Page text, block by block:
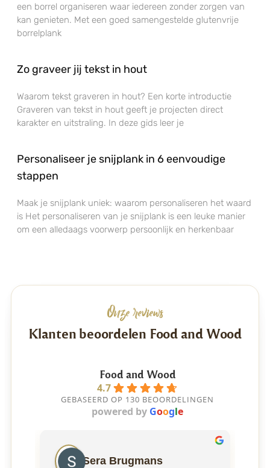
een borrel organiseren waar iedereen zonder zorgen van
kan genieten. Met een goed samengestelde glutenvrije
borrelplank
Zo graveer jij tekst in hout
Waarom tekst graveren in hout? Een korte introductie
Graveren van tekst in hout geeft je projecten direct
karakter en uitstraling. In deze gids leer je
Personaliseer je snijplank in 6 eenvoudige
stappen
Maak je snijplank uniek: waarom personaliseren het waard
is Het personaliseren van je snijplank is een leuke manier
om een alledaags voorwerp persoonlijk en herkenbaar
Onze reviews
Klanten beoordelen Food and Wood
Food and Wood
4.7
GEBASEERD OP 130 BEOORDELINGEN
powered by Google
Sera Brugmans